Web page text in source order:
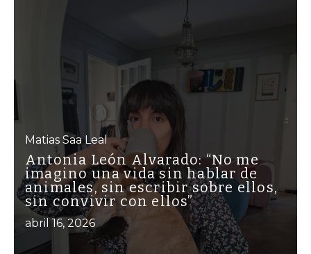
Matias Saa Leal
Antonia León Alvarado: “No me
imagino una vida sin hablar de
animales, sin escribir sobre ellos,
sin convivir con ellos”
abril 16, 2026